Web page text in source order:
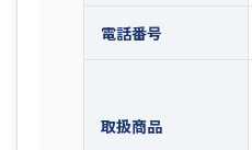
電話番号
取扱商品